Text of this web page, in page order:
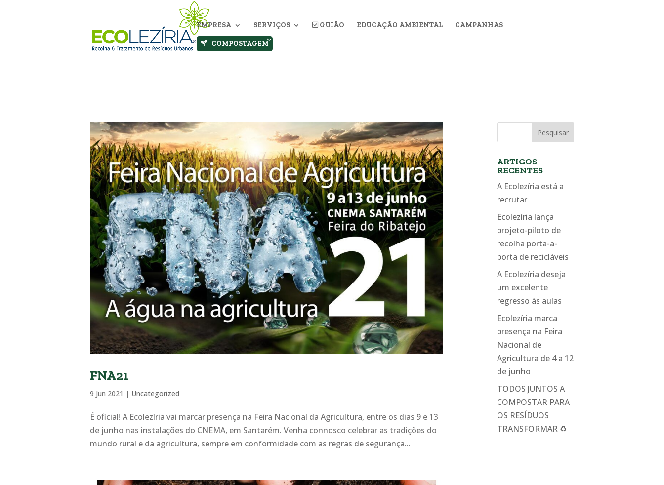
EMPRESA SERVIÇOS GUIÃO EDUCAÇÃO AMBIENTAL CAMPANHAS
COMPOSTAGEM
FNA21
9 Jun 2021 | Uncategorized
É oficial! A Ecolezíria vai marcar presença na Feira Nacional da Agricultura, entre os dias 9 e 13
de junho nas instalações do CNEMA, em Santarém. Venha connosco celebrar as tradições do
mundo rural e da agricultura, sempre em conformidade com as regras de segurança...
ARTIGOS
RECENTES
A Ecolezíria está a
recrutar
Ecolezíria lança
projeto-piloto de
recolha porta-a-
porta de recicláveis
A Ecolezíria deseja
um excelente
regresso às aulas
Ecolezíria marca
presença na Feira
Nacional de
Agricultura de 4 a 12
de junho
TODOS JUNTOS A
COMPOSTAR PARA
OS RESÍDUOS
TRANSFORMAR ♻️